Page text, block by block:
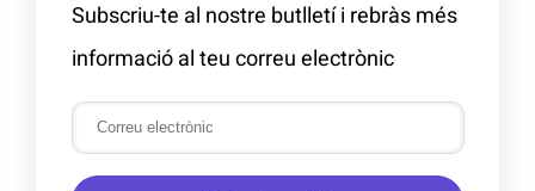
Subscriu-te al nostre butlletí i rebràs més
informació al teu correu electrònic